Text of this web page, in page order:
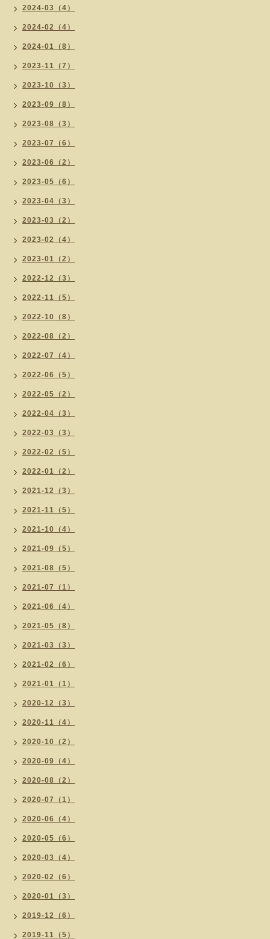
2024-03（4）
2024-02（4）
2024-01（8）
2023-11（7）
2023-10（3）
2023-09（8）
2023-08（3）
2023-07（6）
2023-06（2）
2023-05（6）
2023-04（3）
2023-03（2）
2023-02（4）
2023-01（2）
2022-12（3）
2022-11（5）
2022-10（8）
2022-08（2）
2022-07（4）
2022-06（5）
2022-05（2）
2022-04（3）
2022-03（3）
2022-02（5）
2022-01（2）
2021-12（3）
2021-11（5）
2021-10（4）
2021-09（5）
2021-08（5）
2021-07（1）
2021-06（4）
2021-05（8）
2021-03（3）
2021-02（6）
2021-01（1）
2020-12（3）
2020-11（4）
2020-10（2）
2020-09（4）
2020-08（2）
2020-07（1）
2020-06（4）
2020-05（6）
2020-03（4）
2020-02（6）
2020-01（3）
2019-12（6）
2019-11（5）